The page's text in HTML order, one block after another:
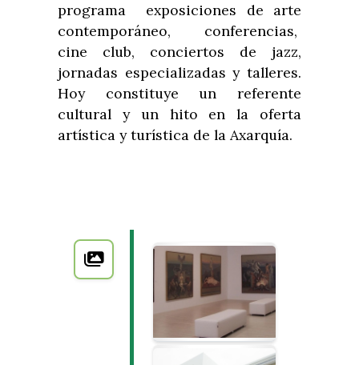
programa exposiciones de arte
contemporáneo, conferencias,
cine club, conciertos de jazz,
jornadas especializadas y talleres.
Hoy constituye un referente
cultural y un hito en la oferta
artística y turística de la Axarquía.